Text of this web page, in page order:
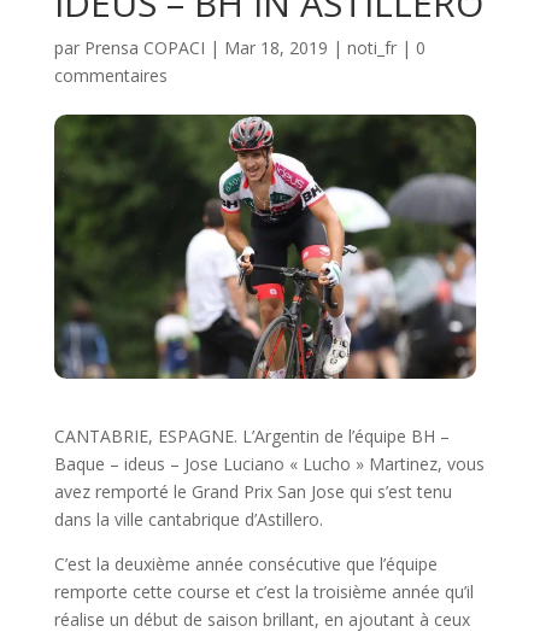
par Prensa COPACI | Mar 18, 2019 | noti_fr| 0
commentaires
CANTABRIE, ESPAGNE. L’Argentin de l’équipe BH –
Baque – ideus – Jose Luciano « Lucho » Martinez, vous
avez remporté le Grand Prix San Jose qui s’est tenu
dans la ville cantabrique d’Astillero.
C’est la deuxième année consécutive que l’équipe
remporte cette course et c’est la troisième année qu’il
réalise un début de saison brillant, en ajoutant à ceux